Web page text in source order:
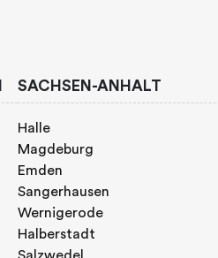
SACHSEN-ANHALT
Halle
Magdeburg
Emden
Sangerhausen
Wernigerode
Halberstadt